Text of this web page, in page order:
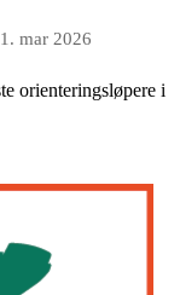
mar 2026
orienteringsløpere i